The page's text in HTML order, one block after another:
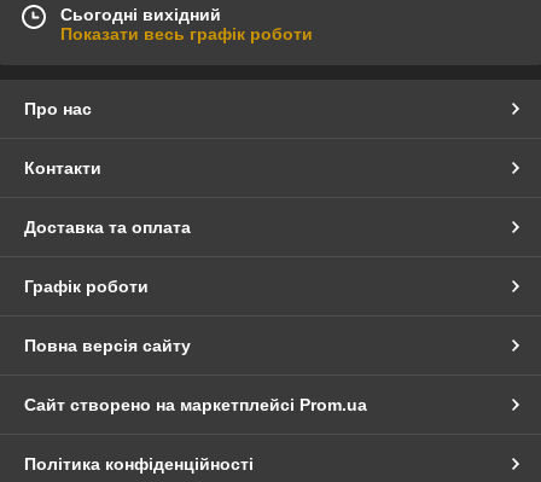
Сьогодні вихідний
Показати весь графік роботи
Про нас
Контакти
Доставка та оплата
Графік роботи
Повна версія сайту
Сайт створено на маркетплейсі Prom.ua
Політика конфіденційності